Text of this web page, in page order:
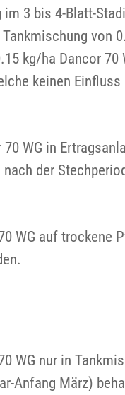
im 3 bis 4-Blatt-
von
kg/ha Dancor
keinen
WG in
der
WG auf trockene
WG nur in
Anfang März)